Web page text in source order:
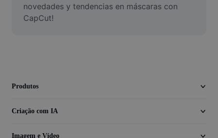
Cortar Vídeo
novedades y tendencias en máscaras con
CapCut!
Produtos
Criação com IA
Imagem e Vídeo